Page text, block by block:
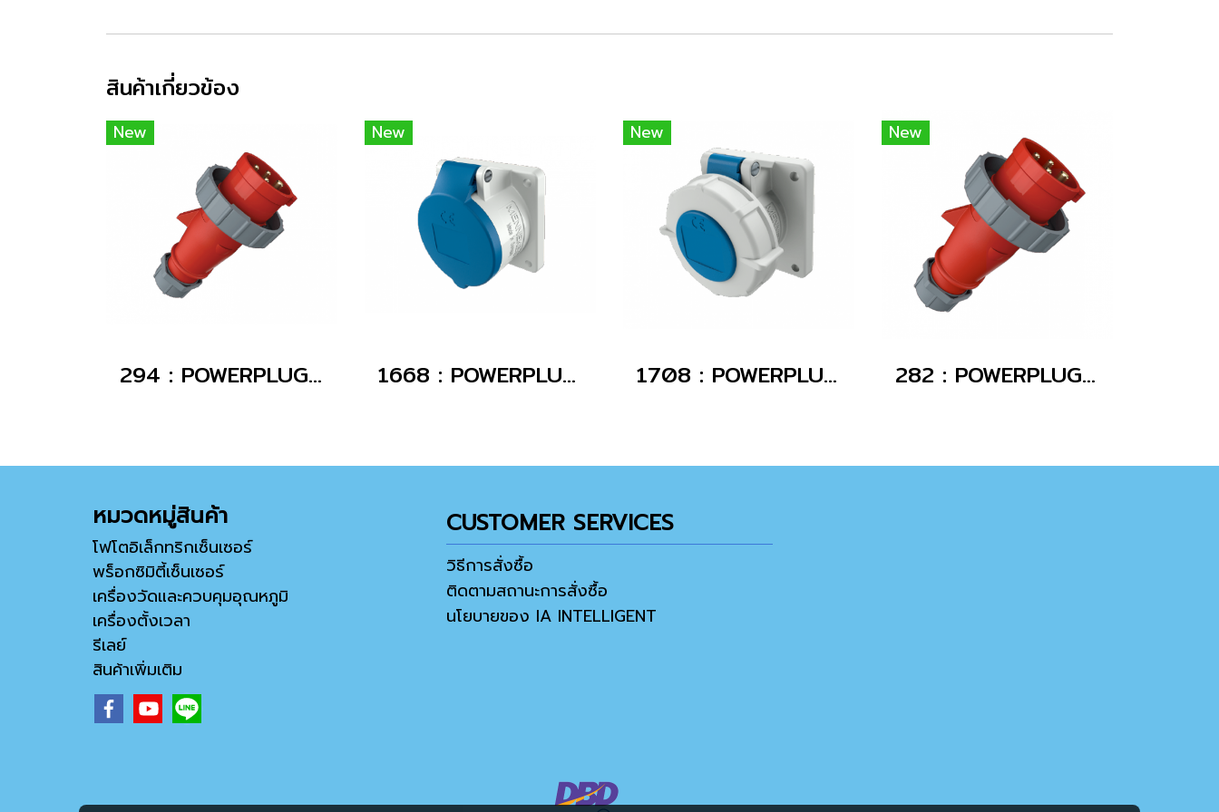
สินค้าเกี่ยวข้อง
New
294 : POWERPLUG 3P+E 32A400Vผู้(IP67)
New
1668 : POWERPLUG 2P+E 16A230Vเมียฝัง(IP44)
New
1708 : POWERPLUG 2P+E 16A230Vเมียฝัง(IP67)
New
282 : POWERPLUG 3P+E 16A400Vผู้(IP67)
หมวดหมู่สินค้า
โฟโตอิเล็กทริกเซ็นเซอร์
พร็อกซิมิตี้เซ็นเซอร์
เครื่องวัดและควบคุมอุณหภูมิ
เครื่องตั้งเวลา
รีเลย์
สินค้าเพิ่มเติม
CUSTOMER SERVICES
วิธีการสั่งซื้อ
ติดตามสถานะการสั่งซื้อ
นโยบายของ IA INTELLIGENT